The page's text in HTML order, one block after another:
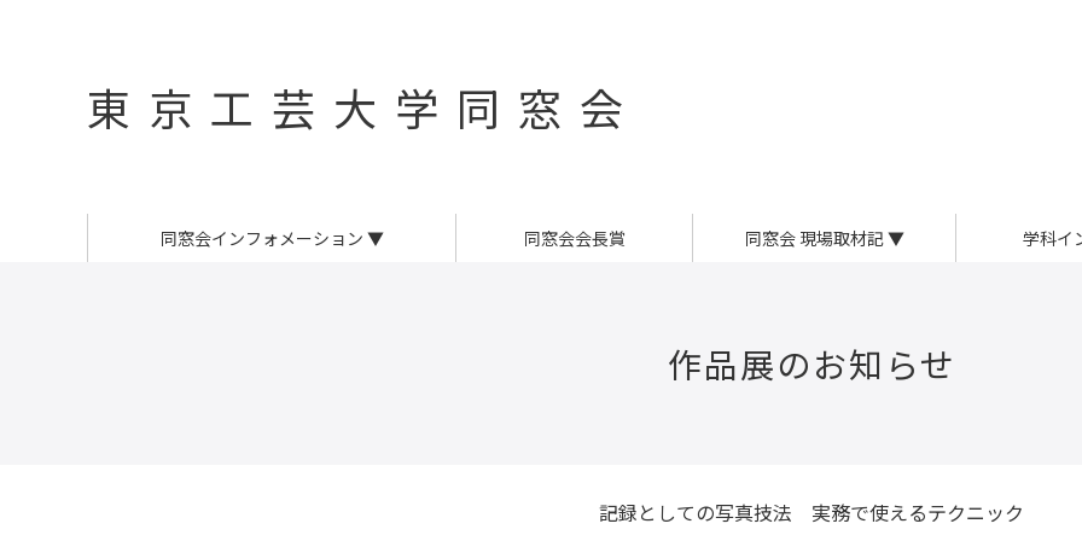
東京工芸大学同窓会
同窓会インフォメーション ▼ 同窓会会長賞 同窓会 現場取材記▼ 学科イ
作品展のお知らせ
記録としての写真技法 実務で使えるテクニック